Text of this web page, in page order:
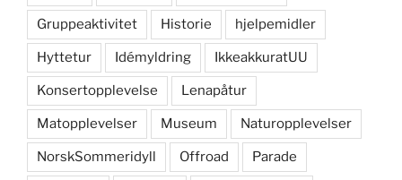
Gruppeaktivitet Historie hjelpemidler
Hyttetur Idémyldring IkkeakkuratUU
Konsertopplevelse Lenapåtur
Matopplevelser Museum Naturopplevelser
NorskSommeridyll Offroad Parade